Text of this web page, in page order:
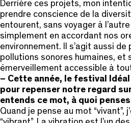
Derrière ces projets, mon
prendre conscience de la
entourent, sans voyager à
simplement en accordant nos
environnement. Il s’agit aussi
pollutions sonores humaines, et
émerveillement accessible à
– Cette année, le festival
pour repenser notre regard
entends ce mot, à quoi
Quand je pense au mot “vivant”,